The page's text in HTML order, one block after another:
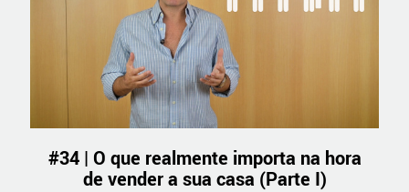
#34 | O que realmente importa na hora
de vender a sua casa (Parte I)